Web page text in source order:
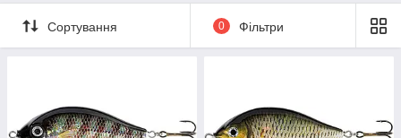
Сортування 0 Фільтри